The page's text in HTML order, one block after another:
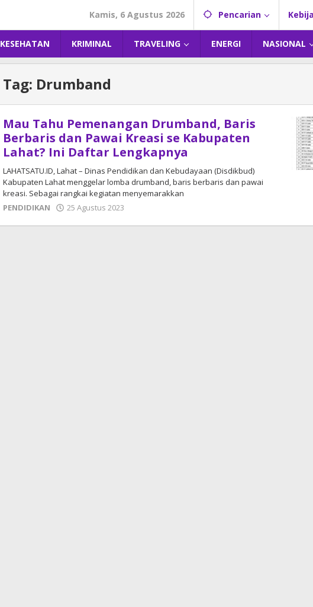
Kamis, 6 Agustus 2026 Pencarian
KESEHATAN KRIMINAL TRAVELING ENERGI NASIONAL
Tag: Drumband
Mau Tahu Pemenangan Drumband, Baris
Berbaris dan Pawai Kreasi se Kabupaten
Lahat? Ini Daftar Lengkapnya
LAHATSATU.ID, Lahat – Dinas Pendidikan dan Kebudayaan (Disdikbud)
Kabupaten Lahat menggelar lomba drumband, baris berbaris dan pawai
kreasi. Sebagai rangkai kegiatan menyemarakkan
PENDIDIKAN
25 Agustus 2023